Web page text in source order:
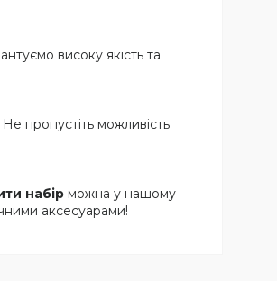
високу якість та
пропустіть можливість
набір можна у нашому
аксесуарами!